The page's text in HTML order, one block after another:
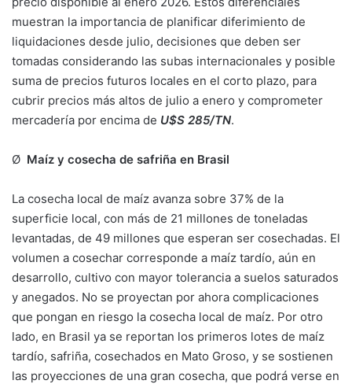
muestran la importancia de planificar diferimiento de
liquidaciones desde julio, decisiones que deben ser
tomadas considerando las subas internacionales y posible
suma de precios futuros locales en el corto plazo, para
cubrir precios más altos de julio a enero y comprometer
mercadería por encima de U$S 285/TN.
Ø Maíz y cosecha de safriña en Brasil
La cosecha local de maíz avanza sobre 37% de la
superficie local, con más de 21 millones de toneladas
levantadas, de 49 millones que esperan ser cosechadas. El
volumen a cosechar corresponde a maíz tardío, aún en
desarrollo, cultivo con mayor tolerancia a suelos saturados
y anegados. No se proyectan por ahora complicaciones
que pongan en riesgo la cosecha local de maíz. Por otro
lado, en Brasil ya se reportan los primeros lotes de maíz
tardío, safriña, cosechados en Mato Groso, y se sostienen
las proyecciones de una gran cosecha, que podrá verse en